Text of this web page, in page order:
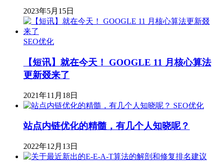
2023年5月15日
SEO优化
【短讯】就在今天！ GOOGLE 11 月核心算法
更新叕来了
2021年11月18日
SEO优化
站点内链优化的精髓，有几个人知晓呢？
2022年12月13日